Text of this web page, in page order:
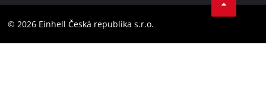
Barrierefreiheits-Erklärung
Instagram
© 2026 Einhell Česká republika s.r.o.